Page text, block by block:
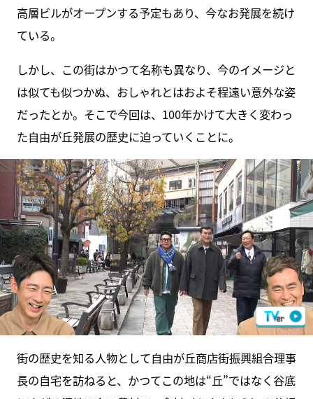
高層ビルがオープンする予定もあり、今なお発展を続け
ている。
しかし、この街はかつて名称も異なり、今のイメージと
は似ても似つかぬ、おしゃれとはおよそ程遠い意外な姿
だったとか。そこで今回は、100年かけて大きく変わっ
た自由が丘発展の歴史に迫っていくことに。
街の歴史を知る人物として自由が丘商店街振興組合理事
長の自宅を訪ねると、かつてこの地は“丘”ではなく谷底